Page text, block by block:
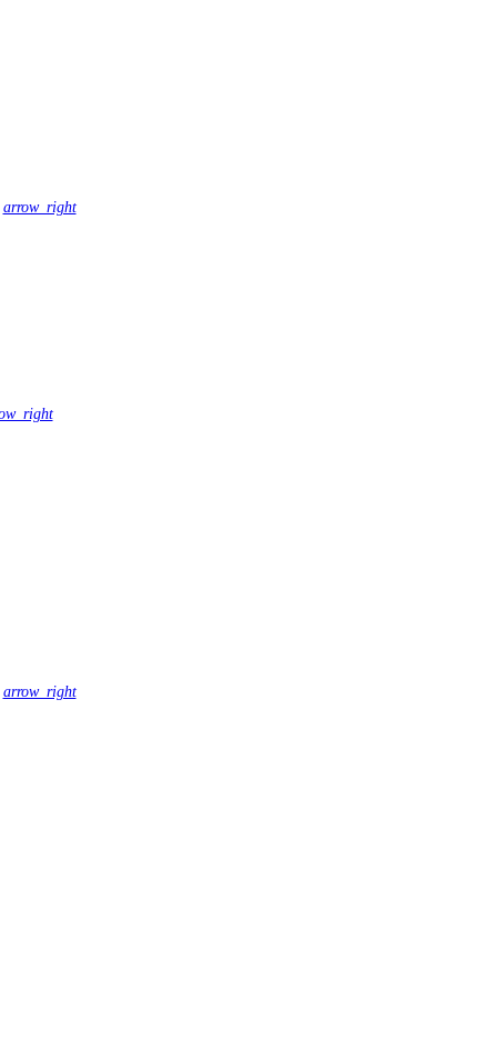
arrow_right
arrow_right